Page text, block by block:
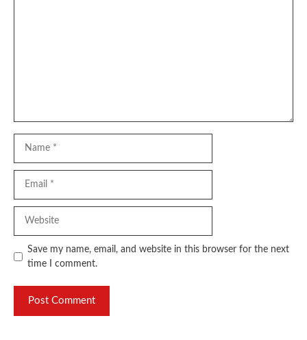
Save my name, email, and website in this browser for the next
time I comment.